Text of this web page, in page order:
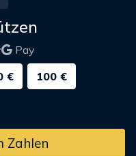
Pay
€ 100 €
Zahlen